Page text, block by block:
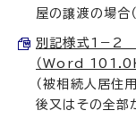
屋の譲渡の場合
別記様式1－2
（Word
（被相続人居住
後又はその全部